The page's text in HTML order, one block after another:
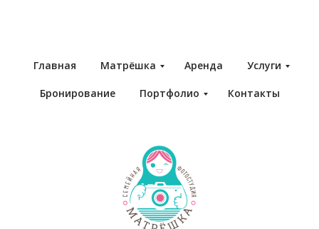
Главная Матрёшка Аренда Услуги
Бронирование Портфолио Контакты